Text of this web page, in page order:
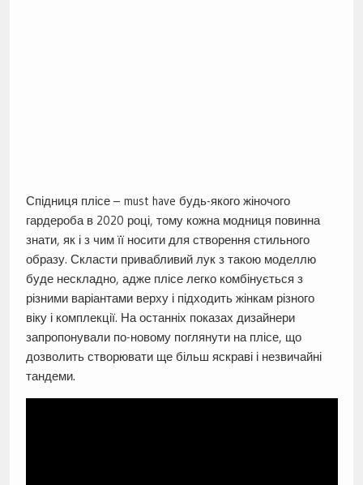
Спідниця плісе – must have будь-якого жіночого
гардероба в 2020 році, тому кожна модниця повинна
знати, як і з чим її носити для створення стильного
образу. Скласти привабливий лук з такою моделлю
буде нескладно, адже плісе легко комбінується з
різними варіантами верху і підходить жінкам різного
віку і комплекції. На останніх показах дизайнери
запропонували по-новому поглянути на плісе, що
дозволить створювати ще більш яскраві і незвичайні
тандеми.